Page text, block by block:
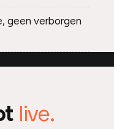
geen verborgen
live.